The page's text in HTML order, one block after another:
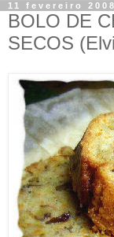
11 fevereiro 2008
BOLO DE
SECOS